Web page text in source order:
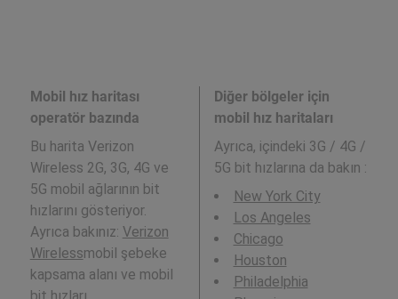
Mobil hız haritası
operatör bazında
Bu harita Verizon
Wireless 2G, 3G, 4G ve
5G mobil ağlarının bit
hızlarını gösteriyor.
Ayrıca bakınız: Verizon
Wirelessmobil şebeke
kapsama alanı ve mobil
Diğer bölgeler için
mobil hız haritaları
Ayrıca, içindeki 3G / 4G /
5G bit hızlarına da bakın :
New York City
Los Angeles
Chicago
Houston
Philadelphia